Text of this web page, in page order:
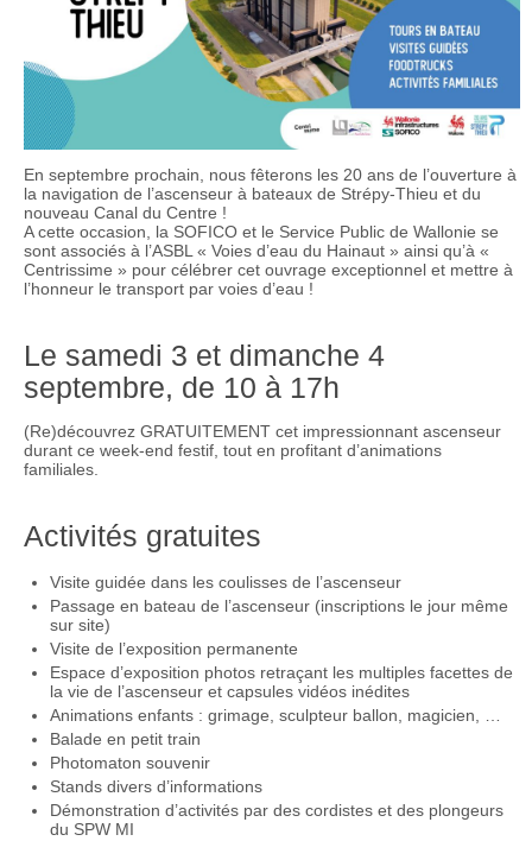
En septembre prochain, nous fêterons les 20 ans de l’ouverture à
la navigation de l’ascenseur à bateaux de Strépy-Thieu et du
nouveau Canal du Centre !
A cette occasion, la SOFICO et le Service Public de Wallonie se
sont associés à l’ASBL « Voies d’eau du Hainaut » ainsi qu’à «
Centrissime » pour célébrer cet ouvrage exceptionnel et mettre à
l’honneur le transport par voies d’eau !
Le samedi 3 et dimanche 4
septembre, de 10 à 17h
(Re)découvrez GRATUITEMENT cet impressionnant ascenseur
durant ce week-end festif, tout en profitant d’animations
familiales.
Activités gratuites
Visite guidée dans les coulisses de l’ascenseur
Passage en bateau de l’ascenseur (inscriptions le jour même
sur site)
Visite de l’exposition permanente
Espace d’exposition photos retraçant les multiples facettes de
la vie de l’ascenseur et capsules vidéos inédites
Animations enfants : grimage, sculpteur ballon, magicien, …
Balade en petit train
Photomaton souvenir
Stands divers d’informations
Démonstration d’activités par des cordistes et des plongeurs
du SPW MI